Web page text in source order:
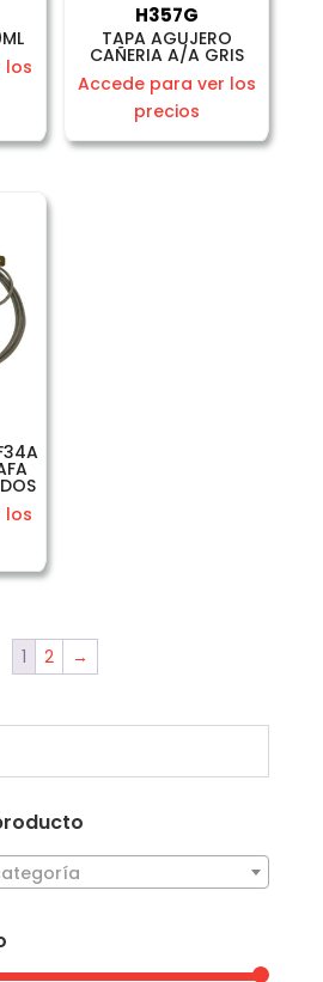
los
H357G
TAPA AGUJERO
CAÑERIA A/A GRIS
Accede para ver los
precios
los
1 2 →